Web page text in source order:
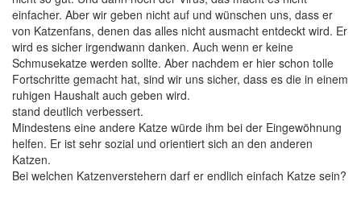
einfacher. Aber wir geben nicht auf und wünschen uns, dass er
von Katzenfans, denen das alles nicht ausmacht entdeckt wird. Er
wird es sicher irgendwann danken. Auch wenn er keine
Schmusekatze werden sollte. Aber nachdem er hier schon tolle
Fortschritte gemacht hat, sind wir uns sicher, dass es die in einem
ruhigen Haushalt auch geben wird.
stand deutlich verbessert.
Mindestens eine andere Katze würde ihm bei der Eingewöhnung
helfen. Er ist sehr sozial und orientiert sich an den anderen
Katzen.
Bei welchen Katzenverstehern darf er endlich einfach Katze sein?